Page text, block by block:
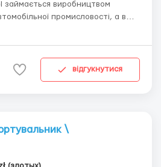
промисловості, а в
вимірювання рівня мастила ОБ...
відгукнутися
\